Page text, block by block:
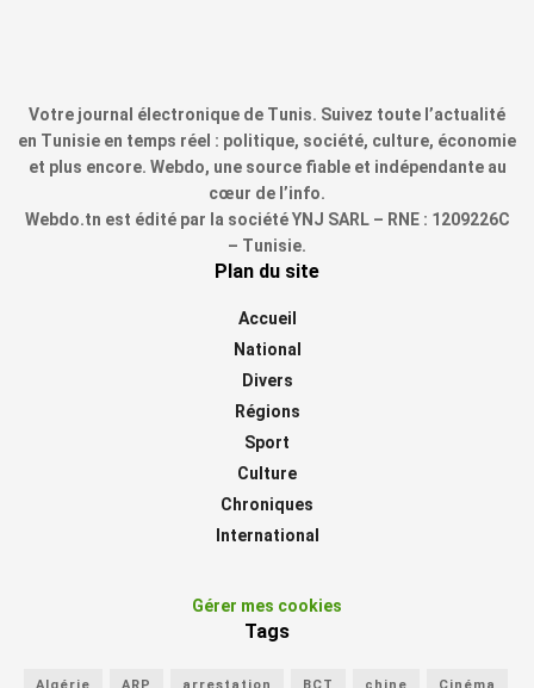
Votre journal électronique de Tunis. Suivez toute l’actualité
en Tunisie en temps réel : politique, société, culture, économie
et plus encore. Webdo, une source fiable et indépendante au
cœur de l’info.
Webdo.tn est édité par la société YNJ SARL – RNE : 1209226C
– Tunisie.
Plan du site
Accueil
National
Divers
Régions
Sport
Culture
Chroniques
International
Gérer mes cookies
Tags
Algérie ARP arrestation BCT chine Cinéma